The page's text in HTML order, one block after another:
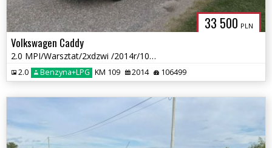
33 500 PLN
Volkswagen Caddy
2.0 MPI/Warsztat/2xdzwi /2014r/106 tys przebieg Nowa Instalacja LPG
2.0 Benzyna+LPG KM 109 2014 106499